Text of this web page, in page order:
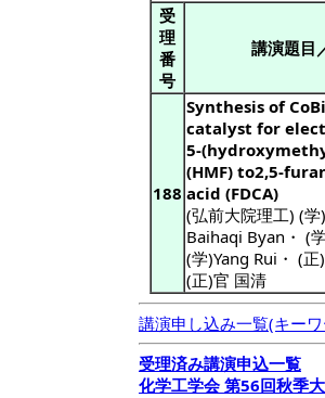
受
理
番
号
講演題目
188
Synthesis of
catalyst for
5-
(HMF) to2,5-
acid (FDCA)
(弘前大院理工) (
Baihaqi Byan ・ (
(学)Yang Rui ・ (正
(正)官 国清
講演申し込み一覧(キー
受理済み講演申込一覧
化学工学会 第56回秋季